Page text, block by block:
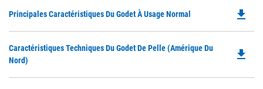
Principales Caractéristiques Du Godet À Usage Normal file_download
Caractéristiques Techniques Du Godet De Pelle (Amérique Du
Nord)
file_download